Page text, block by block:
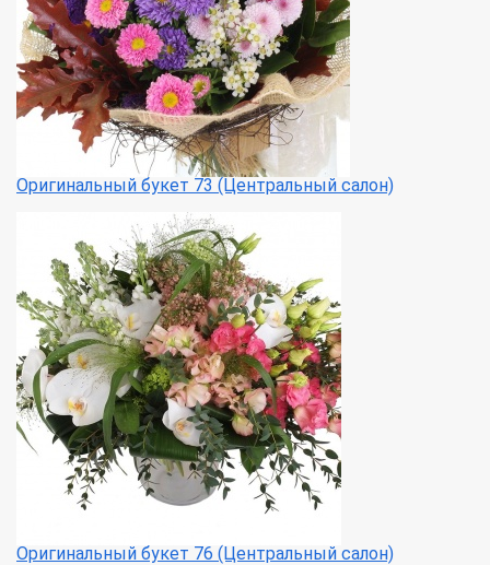
Оригинальный букет 73 (Центральный салон)
Оригинальный букет 76 (Центральный салон)